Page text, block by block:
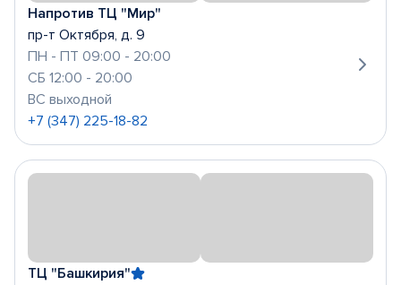
Напротив ТЦ "Мир"
пр-т Октября, д. 9
ПН - ПТ 09:00 - 20:00
СБ 12:00 - 20:00
ВС выходной
+7 (347) 225-18-82
ТЦ "Башкирия"